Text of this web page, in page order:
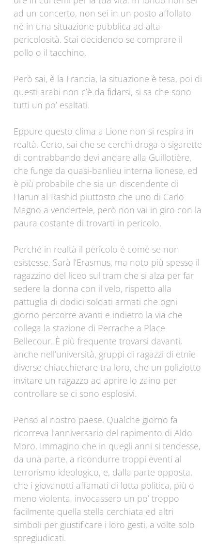
ad un concerto, non sei in un posto affollato
né in una situazione pubblica ad alta
pericolosità. Stai decidendo se comprare il
pollo o il tacchino.
Però sai, è la Francia, la situazione è tesa, poi di
questi arabi non c’è da fidarsi, si sa che sono
tutti un po’ esaltati.
Eppure questo clima a Lione non si respira in
realtà. Certo, sai che se cerchi droga o sigarette
di contrabbando devi andare alla Guillotière,
che funge da quasi-banlieu interna lionese, ed
è più probabile che sia un discendente di
Harun al-Rashid piuttosto che uno di Carlo
Magno a vendertele, però non vai in giro con la
paura costante di trovarti in pericolo.
Perché in realtà il pericolo è come se non
esistesse. Sarà l’Erasmus, ma noto più spesso il
ragazzino del liceo sul tram che si alza per far
sedere la donna con il velo, rispetto alla
pattuglia di dodici soldati armati che ogni
giorno percorre avanti e indietro la via che
collega la stazione di Perrache a Place
Bellecour. È più frequente trovarsi davanti,
anche nell’università, gruppi di ragazzi di etnie
diverse chiacchierare tra loro, che un poliziotto
invitare un ragazzo ad aprire lo zaino per
controllare se ci sono esplosivi.
Penso al nostro paese. Qualche giorno fa
ricorreva l’anniversario del rapimento di Aldo
Moro. Immagino che in quegli anni si tendesse,
da una parte, a ricondurre troppi eventi al
terrorismo ideologico, e, dalla parte opposta,
che i giovanotti affamati di lotta politica, più o
meno violenta, invocassero un po’ troppo
facilmente quella stella cerchiata ed altri
simboli per giustificare i loro gesti, a volte solo
spregiudicati.